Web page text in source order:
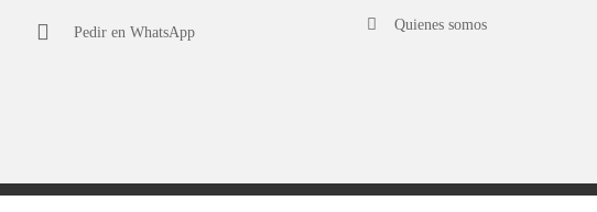
Pedir en WhatsApp Quienes somos